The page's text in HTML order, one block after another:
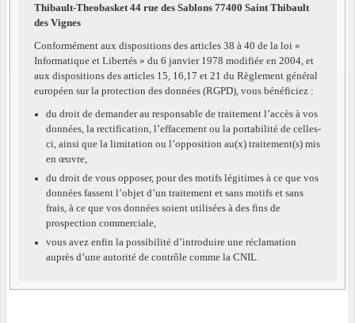
Thibault-Theobasket 44 rue des Sablons 77400 Saint Thibault
des Vignes
Conformément aux dispositions des articles 38 à 40 de la loi «
Informatique et Libertés » du 6 janvier 1978 modifiée en 2004, et
aux dispositions des articles 15, 16,17 et 21 du Règlement général
européen sur la protection des données (RGPD), vous bénéficiez :
du droit de demander au responsable de traitement l’accès à vos
données, la rectification, l’effacement ou la portabilité de celles-
ci, ainsi que la limitation ou l’opposition au(x) traitement(s) mis
en œuvre,
du droit de vous opposer, pour des motifs légitimes à ce que vos
données fassent l’objet d’un traitement et sans motifs et sans
frais, à ce que vos données soient utilisées à des fins de
prospection commerciale,
vous avez enfin la possibilité d’introduire une réclamation
auprès d’une autorité de contrôle comme la CNIL.